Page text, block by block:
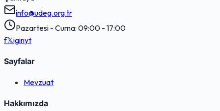
info@udeg.org.tr
Pazartesi - Cuma: 09:00 - 17:00
f𝕏iginyt
Sayfalar
Mevzuat
Hakkımızda